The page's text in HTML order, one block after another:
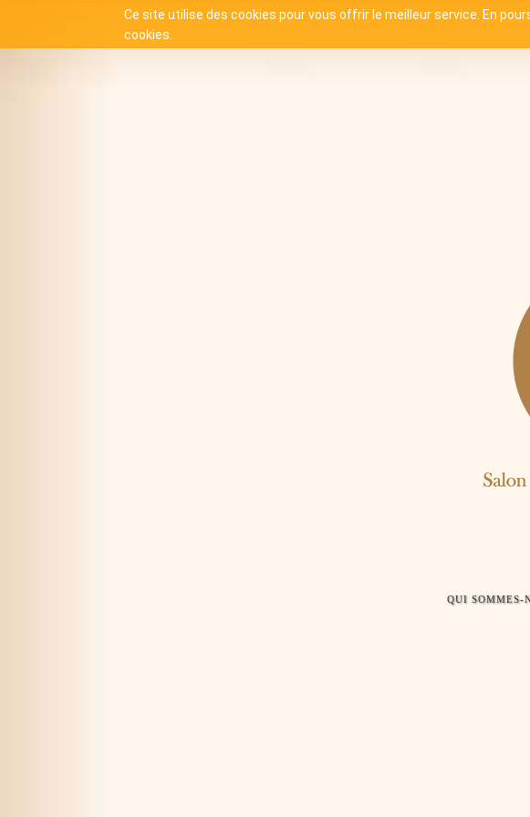
QUI SOMMES-
Ce site utilise des cookies pour vous offrir le meilleur service. En
cookies.